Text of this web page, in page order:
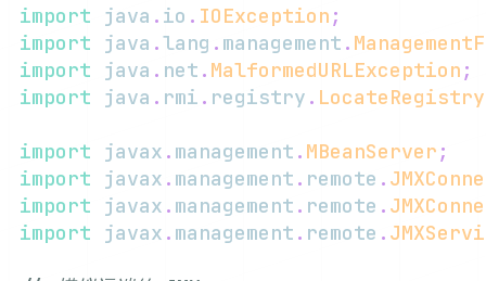
import java . io . IOException ;
import java .lang . management .
import java . net . MalformedURLException ;
import java . rmi . registry . LocateRegistry
import javax . management . MBeanServer ;
import javax . management . remote .
import javax . management . remote .
import javax . management . remote .